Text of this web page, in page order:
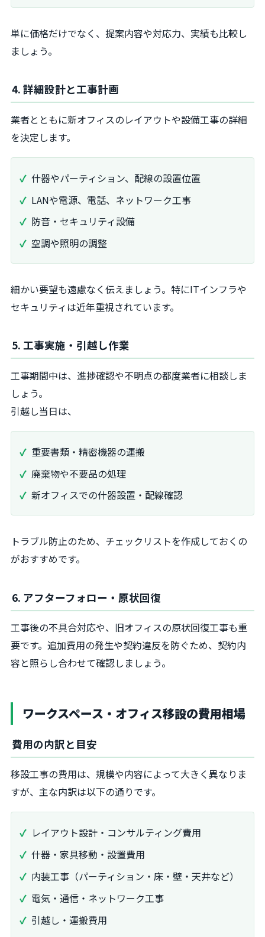
単に価格だけでなく、提案内容や対応力、実績も比較し
ましょう。
4. 詳細設計と工事計画
業者とともに新オフィスのレイアウトや設備工事の詳細
を決定します。
什器やパーティション、配線の設置位置
LANや電源、電話、ネットワーク工事
防音・セキュリティ設備
空調や照明の調整
細かい要望も遠慮なく伝えましょう。特にITインフラや
セキュリティは近年重視されています。
5. 工事実施・引越し作業
工事期間中は、進捗確認や不明点の都度業者に相談しま
しょう。
引越し当日は、
重要書類・精密機器の運搬
廃棄物や不要品の処理
新オフィスでの什器設置・配線確認
トラブル防止のため、チェックリストを作成しておくの
がおすすめです。
6. アフターフォロー・原状回復
工事後の不具合対応や、旧オフィスの原状回復工事も重
要です。追加費用の発生や契約違反を防ぐため、契約内
容と照らし合わせて確認しましょう。
ワークスペース・オフィス移設の費用相場
費用の内訳と目安
移設工事の費用は、規模や内容によって大きく異なりま
すが、主な内訳は以下の通りです。
レイアウト設計・コンサルティング費用
什器・家具移動・設置費用
内装工事（パーティション・床・壁・天井など）
電気・通信・ネットワーク工事
引越し・運搬費用